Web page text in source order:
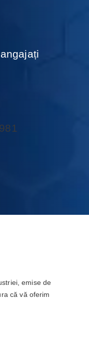
emise de
că vă oferim